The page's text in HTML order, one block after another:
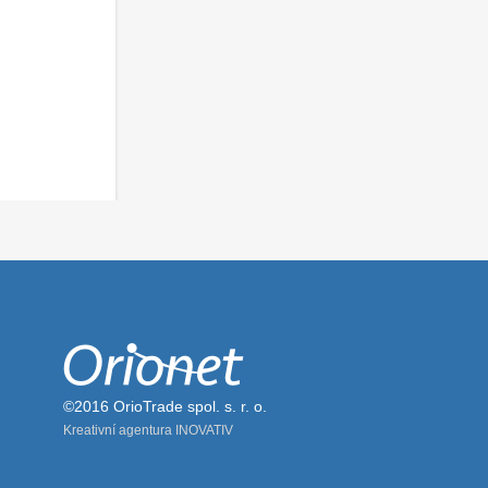
©2016 OrioTrade spol. s. r. o.
Kreativní agentura INOVATIV